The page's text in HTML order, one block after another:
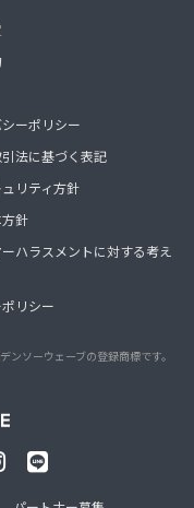
ーポリシー
法に基づく表記
リティ方針
針
ハラスメントに対する考え
リシー
ンソーウェーブの登録商標です。